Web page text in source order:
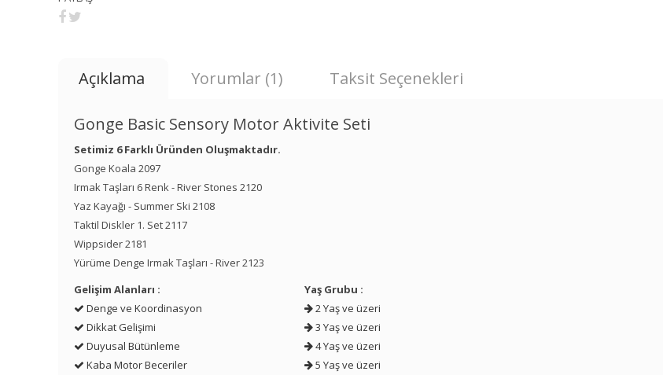
Açıklama Yorumlar (1) Taksit Seçenekleri
Gonge Basic Sensory Motor Aktivite Seti
Setimiz 6 Farklı Üründen Oluşmaktadır.
Gonge Koala 2097
Irmak Taşları 6 Renk - River Stones 2120
Yaz Kayağı - Summer Ski 2108
Taktil Diskler 1. Set 2117
Wippsider 2181
Yürüme Denge Irmak Taşları - River 2123
Gelişim Alanları :
Denge ve Koordinasyon
Dikkat Gelişimi
Duyusal Bütünleme
Kaba Motor Beceriler
Yaş Grubu :
2 Yaş ve üzeri
3 Yaş ve üzeri
4 Yaş ve üzeri
5 Yaş ve üzeri